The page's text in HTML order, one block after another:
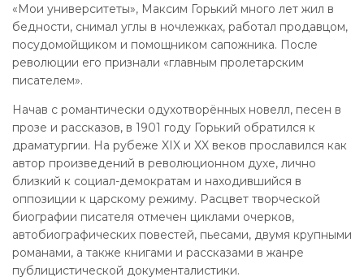
«Мои университеты», Максим Горький много лет жил в
бедности, снимал углы в ночлежках, работал продавцом,
посудомойщиком и помощником сапожника. После
революции его признали «главным пролетарским
писателем».
Начав с романтически одухотворённых новелл, песен в
прозе и рассказов, в 1901 году Горький обратился к
драматургии. На рубеже XIX и XX веков прославился как
автор произведений в революционном духе, лично
близкий к социал-демократам и находившийся в
оппозиции к царскому режиму. Расцвет творческой
биографии писателя отмечен циклами очерков,
автобиографических повестей, пьесами, двумя крупными
романами, а также книгами и рассказами в жанре
публицистической документалистики.